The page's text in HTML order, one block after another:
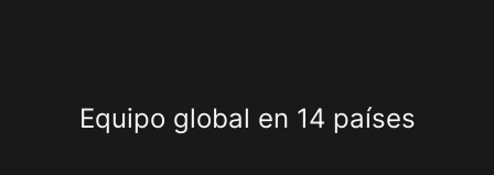
Equipo global en 14 países